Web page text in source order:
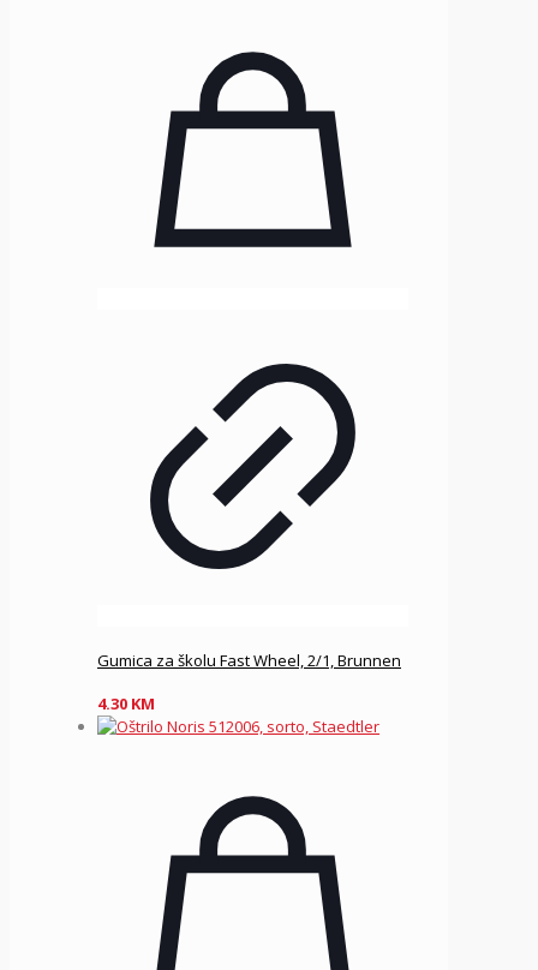
Gumica za školu Fast Wheel, 2/1, Brunnen
4.30 KM